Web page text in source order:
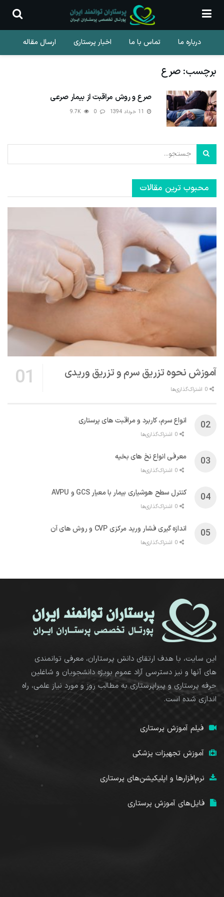
درباره ما تماس با ما اخبار پرستاری ارسال مقاله
برچسب:صرع
صرع و روش مراقبت از بیمار صرعی
محبوب ترین مقالات
آموزش نحوه تزریق سرم و تزریق وریدی
انواع سرم، کاربرد و مراقبت‌ های پرستاری
معرفی انواع نخ های بخیه
کنترل سطح هوشیاری بیمار با معیار GCS و AVPU
اندازه گیری فشار ورید مرکزی CVP و روش های آن
این سایت، با هدف ارتقای دانش پرستاران، معرفی توانمندی
های آنها و نیز دسترسی آزاد عموم بویژه دانشجویان و شاغلین
حرفه پرستاری و پیراپرستاری به مطالب روز و مورد نیاز علمی، راه
اندازی شده است.
فیلم آموزش پرستاری
آموزش تجهیزات پزشکی
نرم‌افزارها و اپلیکیشن‌های پرستاری
فایل‌های آموزش پرستاری